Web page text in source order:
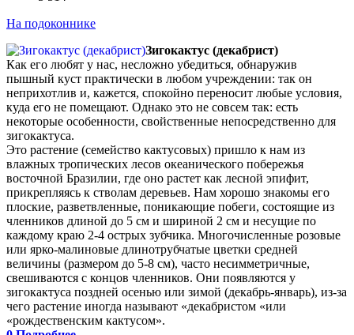
На подоконнике
Зигокактус (декабрист)
Как его любят у нас, несложно убедиться, обнаружив
пышный куст практически в любом учреждении: так он
неприхотлив и, кажется, спокойно переносит любые условия,
куда его не помещают. Однако это не совсем так: есть
некоторые особенности, свойственные непосредственно для
зигокактуса.
Это растение (семейство кактусовых) пришло к нам из
влажных тропических лесов океанического побережья
восточной Бразилии, где оно растет как лесной эпифит,
прикрепляясь к стволам деревьев. Нам хорошо знакомы его
плоские, разветвленные, поникающие побеги, состоящие из
членников длиной до 5 см и шириной 2 см и несущие по
каждому краю 2-4 острых зубчика. Многочисленные розовые
или ярко-малиновые длинотрубчатые цветки средней
величины (размером до 5-8 см), часто несимметричные,
свешиваются с концов членников. Они появляются у
зигокактуса поздней осенью или зимой (декабрь-январь), из-за
чего растение иногда называют «декабристом «или
«рождественским кактусом».